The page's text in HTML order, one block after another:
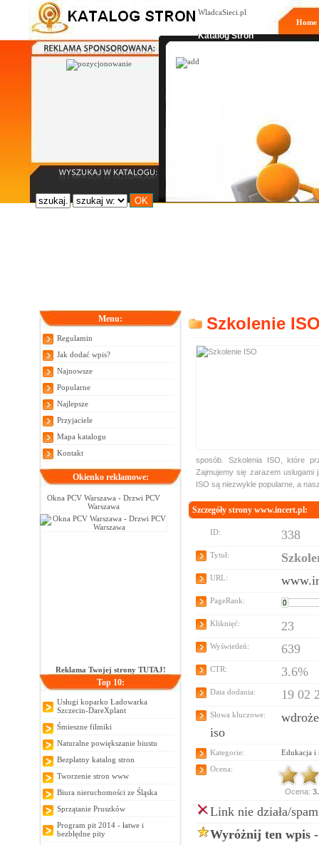
WladcaSieci.pl
Katalog Stron
Home
Menu:
Regulamin
Jak dodać wpis?
Najnowsze
Popularne
Najlepsze
Przyjaciele
Mapa katalogu
Kontakt
Okienko reklamowe:
Okna PCV Warszawa - Drzwi PCV
Warszawa
Reklama Twojej strony TUTAJ!
Top 10:
Usługi koparko Ładowarka
Szczecin-DareXplant
Śmieszne filmiki
Naturalne powiększanie biustu
Bezpłatny katalog stron
Tworzenie stron www
Biura nieruchomości ze Śląska
Sprzątanie Pruszków
Program pit 2014 - łatwe i
bezbłędne pity
Szkolenie
sposób. Szkolenia ISO, które
Zajmujemy się zarazem
ISO są niezwykle popularne, a
Szczegóły strony www.incert.pl:
ID: 338
Tytuł:
URL:
PageRank:
Kliknięć: 23
Wyświetleń: 639
CTR: 3.6%
Data dodania: 19 02
Słowa kluczowe:
iso
Kategorie:
Edukacja i
Ocena:
Ocena:
Link nie działa/
Wyróżnij ten wpis